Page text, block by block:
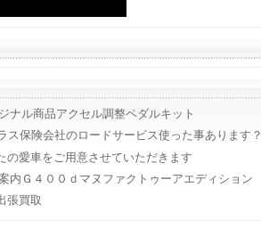
ナル商品アクセル調整ペダルキット
ス保険会社のロードサービス使った事あります？
の愛車をご用意させていただきます
内Ｇ４００ｄマヌファクトゥーアエディション
張買取